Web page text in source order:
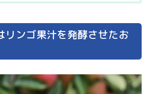
リンゴ果汁を発酵させたお